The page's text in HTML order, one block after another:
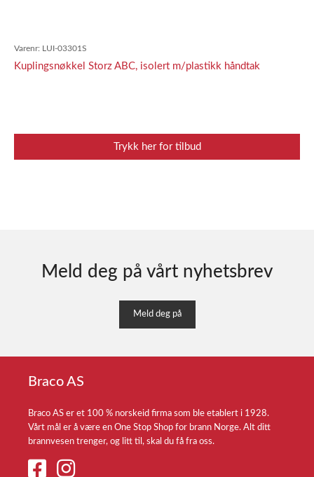
Varenr: LUI-03301S
Kuplingsnøkkel Storz ABC, isolert m/plastikk håndtak
Trykk her for tilbud
Meld deg på vårt nyhetsbrev
Meld deg på
Braco AS
Braco AS er et 100 % norskeid firma som ble etablert i 1928.
Vårt mål er å være en One Stop Shop for brann Norge. Alt ditt
brannvesen trenger, og litt til, skal du få fra oss.